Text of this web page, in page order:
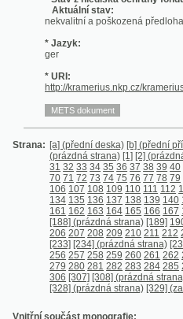
* URI:
[a] (přední deska) [b] (přední přídeští)
33 34 35 36 37 38
71 72 73 74 75 76 77
106 107 108 109 110 111 112 113 114
161 162 163 164 165 166 167 168 169
[188] (prázdná strana) [189] 190 191
207 208 209 210 211 212 213 214
[234] (prázdná strana) [235] 236
257 258 259 260 261 262 263 264
280 281 282 283 284 285 286 287
[307] [308] (prázdná strana) [309]
[328] (prázdná strana) [329] (zadní
Vnitřní součást monografie:
kapitola - Die Mappe meines
kapitola - Ueber Kunst im Allgemeinen-
kapitola - Dramatische Dichtung und
kapitola - Kirchliche Bauwerke- s.